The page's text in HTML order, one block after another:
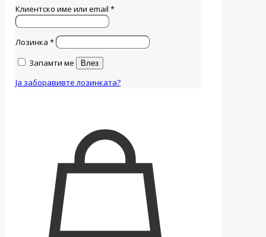
Клиентско име или email*
Лозинка*
Запамти ме
Влез
Ја заборавивте лозинката?